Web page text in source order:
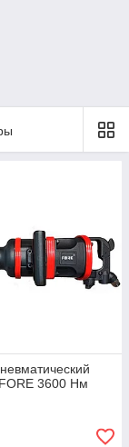
оснащения
и
представлено
3600 Нм